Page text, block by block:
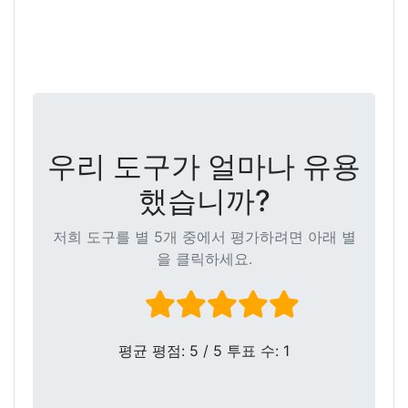
우리 도구가 얼마나 유용
했습니까?
저희 도구를 별 5개 중에서 평가하려면 아래 별
을 클릭하세요.
평균 평점: 5 / 5 투표 수: 1